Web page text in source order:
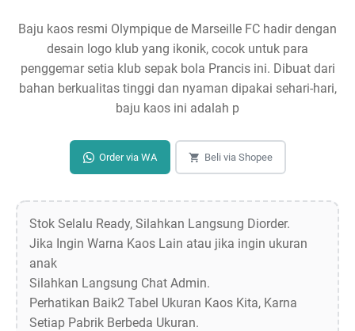
Baju kaos resmi Olympique de Marseille FC hadir dengan
desain logo klub yang ikonik, cocok untuk para
penggemar setia klub sepak bola Prancis ini. Dibuat dari
bahan berkualitas tinggi dan nyaman dipakai sehari-hari,
baju kaos ini adalah p
Order via WA Beli via Shopee
Stok Selalu Ready, Silahkan Langsung Diorder.
Jika Ingin Warna Kaos Lain atau jika ingin ukuran
anak
Silahkan Langsung Chat Admin.
Perhatikan Baik2 Tabel Ukuran Kaos Kita, Karna
Setiap Pabrik Berbeda Ukuran.